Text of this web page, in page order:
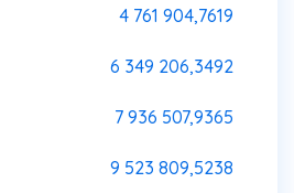
4 761 904,7619
6 349 206,3492
7 936 507,9365
9 523 809,5238